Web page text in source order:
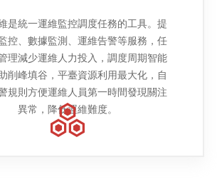
是統一運維監控調度任務的工具。提
控、數據監測、運維告警等服務，任
理減少運維人力投入，調度周期智能
削峰填谷，平臺資源利用最大化，自
規則方便運維人員第一時間發現關注
異常，降低運維難度。